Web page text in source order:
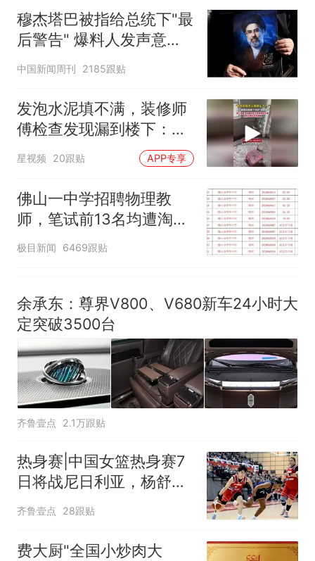
核查
力已达15级 最新研判
享界G9车型预售价公布：
43.98万起
热 那个在床头放菜刀的女孩，
人生
穆杰塔巴被指给总统下"最
后警告" 爆料人发声意味
深长
中国新闻周刊 2185跟贴
发泡水泥填不满，装修师
傅检查发现漏到楼下：出
风口未延伸到外墙
星视频 20跟贴 APP专享
佛山一中学招聘物理教
师，笔试前13名均遭淘
汰？教育局：已叫停招
极目新闻 6469跟贴
余承东：尊界V800、V680新车24小时大
定突破3500台
齐鲁壹点 2.1万跟贴
热身赛|中国女篮热身赛7
日将战尼日利亚，杨舒予
有望出战
齐鲁壹点 28跟贴
费大厨"全国小炒肉大